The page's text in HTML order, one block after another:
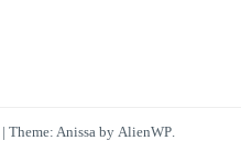
| Theme: Anissa by AlienWP